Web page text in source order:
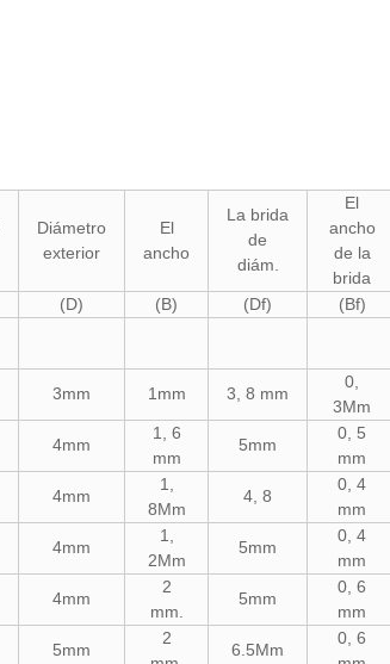
Diámetro
exterior
El
ancho
La brida
de
diám.
El
ancho
de la
brida
(D) (B) (Df) (Bf)
3mm 1mm 3, 8 mm
0,
3Mm
4mm
1, 6
mm
5mm
0, 5
mm
4mm
1,
8Mm
4, 8
0, 4
mm
4mm
1,
2Mm
5mm
0, 4
mm
4mm
2
mm.
5mm
0, 6
mm
5mm
2
6.5Mm
0, 6